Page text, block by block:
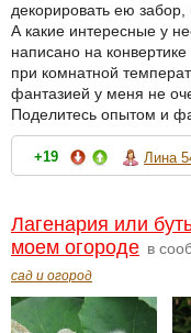
декорировать ею
А какие интересные у
написано на
при комнатной
фантазией у меня не
Поделитесь опытом и
+19 Лина
Лагенария или
моем огороде в
сад и огород